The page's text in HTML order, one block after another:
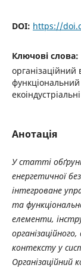
DOI: https://
Ключові слова:
Анотація
У статті
енергетичної
інтегроване
та
елементи,
контексту у
Організаційний